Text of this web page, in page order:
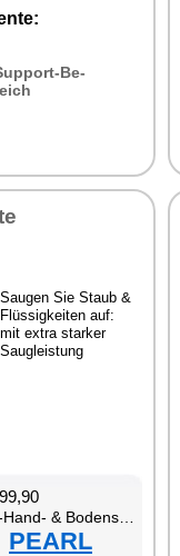
Be­
Sau­gen Sie Staub &
Flüs­sig­kei­ten auf:
mit ex­tra star­ker
Saugleis­tung
zum Nass- und Tro­ckensau­gen
PEARL